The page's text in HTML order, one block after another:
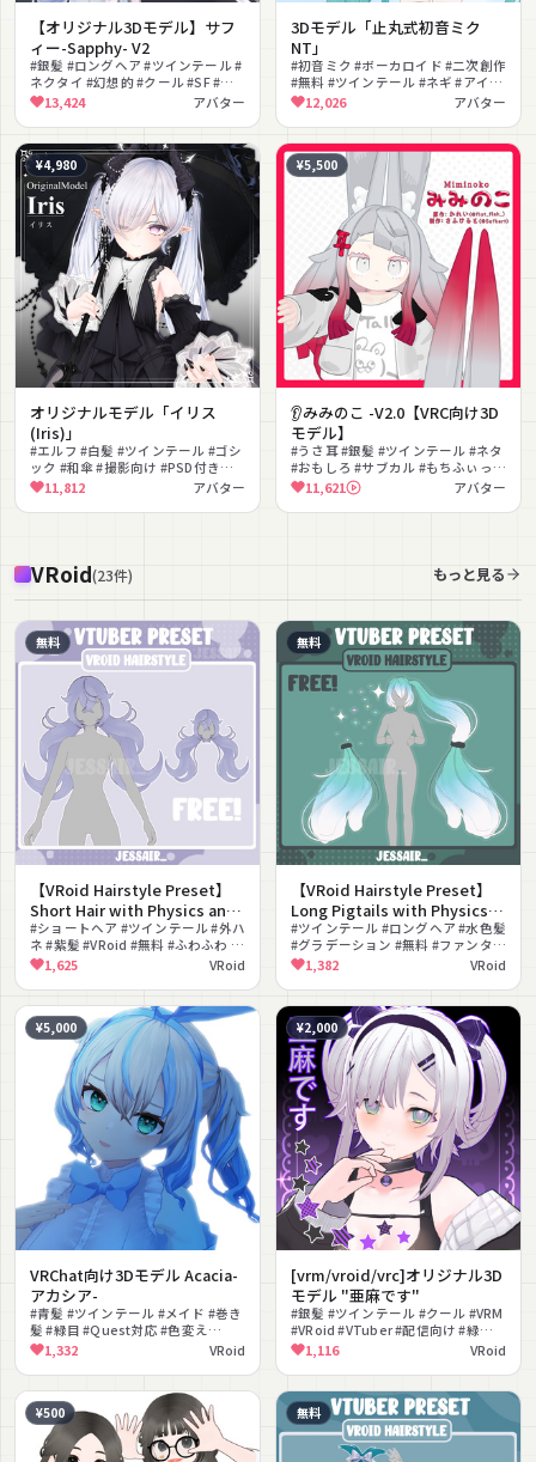
【オリジナル3Dモデル】サフ
ィー-Sapphy- V2
#銀髪 #ロングヘア #ツインテール #
ネクタイ #幻想的 #クール #SF #近
未来 #撮影向け #色変え
13,424 アバター
3Dモデル「止丸式初音ミク
NT」
#初音ミク #ボーカロイド #二次創作
#無料 #ツインテール #ネギ #アイド
ル #撮影向け #ミント
12,026 アバター
¥4,980
オリジナルモデル「イリス
(Iris)」
#エルフ #白髪 #ツインテール #ゴシ
ック #和傘 #撮影向け #PSD付き
#VRM対応 #ネイル #もちふぃっ
た〜対応
11,812 アバター
¥5,500
👂みみのこ -V2.0【VRC向け3D
モデル】
#うさ耳 #銀髪 #ツインテール #ネタ
#おもしろ #サブカル #もちふぃっ
た〜対応 #バトル #もふもふ
#VRChat
11,621 アバター
VRoid(23件) もっと見る
無料
【VRoid Hairstyle Preset】
Short Hair with Physics and
Ponytails | Ponytails| Cute
Vtuber Hairstyle
#ショートヘア #ツインテール #外ハ
ネ #紫髪 #VRoid #無料 #ふわふわ #
かわいい #VRoidプリセット
1,625 VRoid
無料
【VRoid Hairstyle Preset】
Long Pigtails with Physics |
Fantasy | Cute Vtuber
Hairstyle
#ツインテール #ロングヘア #水色髪
#グラデーション #無料 #ファンタジ
ー #髪型 #VRoid #揺れ物 #ミント
1,382 VRoid
¥5,000
VRChat向け3Dモデル Acacia-
アカシア-
#青髪 #ツインテール #メイド #巻き
髪 #緑目 #Quest対応 #色変え
#VRM対応 #フォールバック対応
#PSD付き
1,332 VRoid
¥2,000
[vrm/vroid/vrc]オリジナル3D
モデル "亜麻です"
#銀髪 #ツインテール #クール #VRM
#VRoid #VTuber #配信向け #緑目 #
ミステリアス #セミロング
1,116 VRoid
¥500 無料